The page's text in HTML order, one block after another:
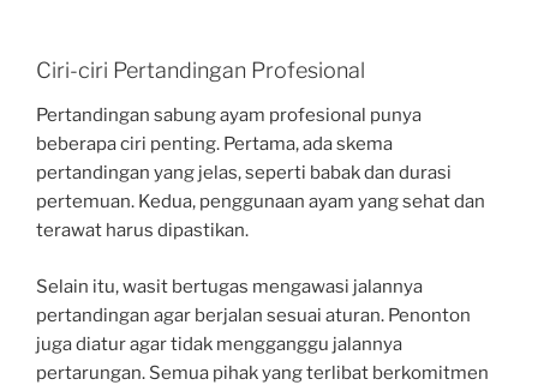
Ciri-ciri Pertandingan Profesional
Pertandingan sabung ayam profesional punya
beberapa ciri penting. Pertama, ada skema
pertandingan yang jelas, seperti babak dan durasi
pertemuan. Kedua, penggunaan ayam yang sehat dan
terawat harus dipastikan.
Selain itu, wasit bertugas mengawasi jalannya
pertandingan agar berjalan sesuai aturan. Penonton
juga diatur agar tidak mengganggu jalannya
pertarungan. Semua pihak yang terlibat berkomitmen